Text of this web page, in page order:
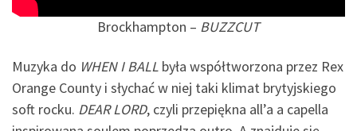
Brockhampton – BUZZCUT
Muzyka do WHEN I BALL była współtworzona przez Rex
Orange County i słychać w niej taki klimat brytyjskiego
soft rocku. DEAR LORD, czyli przepiękna all’a a capella